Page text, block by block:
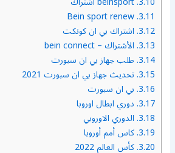
3.11.
Bein sport renew
3.12. اشتراك بي ان كونكت
3.13. الأشتراك – bein connect
3.14. طلب جهاز بي ان سبورت
3.15. تحديث جهاز بي ان سبورت 2021
3.16. بي ان سبورت
3.17. دوري ابطال اوروبا
3.18. الدوري الاوروبي
3.19. كاس أمم أوروبا
3.20. كأس العالم 2022